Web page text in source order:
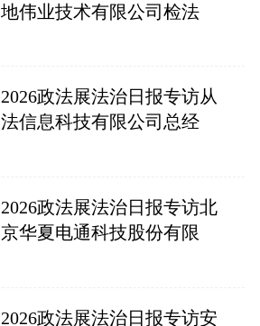
地伟业技术有限公司检法
2026政法展法治日报专访从
法信息科技有限公司总经
2026政法展法治日报专访北
京华夏电通科技股份有限
2026政法展法治日报专访安